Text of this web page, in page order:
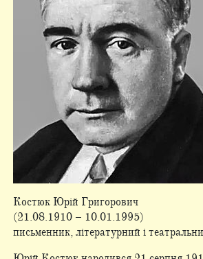
Костюк Юрій Григорович
(21.08.1910 – 10.01.1995)
письменник, літературний і